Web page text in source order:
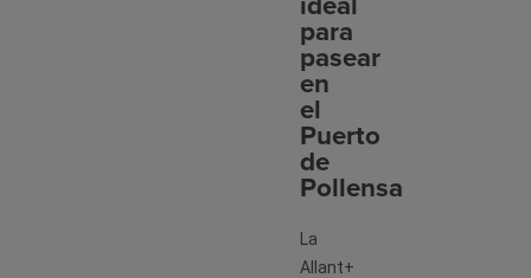
para
pasear
en
el
Puerto
de
Pollensa
La
Allant+